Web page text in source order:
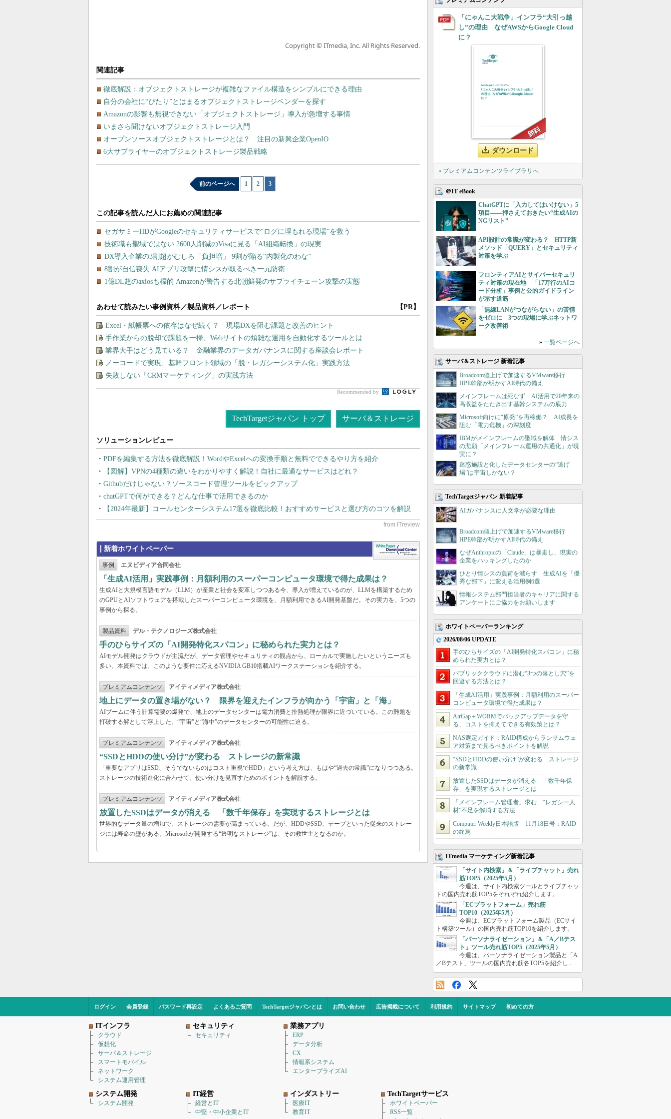
Copyright © ITmedia, Inc. All Rights Reserved.
関連記事
徹底解説：オブジェクトストレージが複雑なファイル構造をシンプルにできる理由
自分の会社に“ぴたり”とはまるオブジェクトストレージベンダーを探す
Amazonの影響も無視できない「オブジェクトストレージ」導入が急増する事情
いまさら聞けないオブジェクトストレージ入門
オープンソースオブジェクトストレージとは？ 注目の新興企業OpenIO
6大サプライヤーのオブジェクトストレージ製品戦略
前のページへ 1 2 3
あわせて読みたい事例資料／製品資料／レポート 【PR】
Excel・紙帳票への依存はなぜ続く？ 現場DXを阻む課題と改善のヒント
手作業からの脱却で課題を一掃、Webサイトの煩雑な運用を自動化するツールとは
業界大手はどう見ている？ 金融業界のデータガバナンスに関する座談会レポート
ノーコードで実現、基幹フロント領域の「脱・レガシーシステム化」実践方法
失敗しない「CRMマーケティング」の実践方法
Recommended by
TechTargetジャパン トップ サーバ＆ストレージ
PDFを編集する方法を徹底解説！WordやExcelへの変換手順と無料でできるやり方を紹介
【図解】VPNの4種類の違いをわかりやすく解説！自社に最適なサービスはどれ？
Githubだけじゃない？ソースコード管理ツールをピックアップ
chatGPTで何ができる？どんな仕事で活用できるのか
【2024年最新】コールセンターシステム17選を徹底比較！おすすめサービスと選び方のコツを解説
新着ホワイトペーパー
事例 エヌビディア合同会社
「生成AI活用」実践事例：月額利用のスーパーコンピュータ環境で得た成果は？
生成AIと大規模言語モデル（LLM）が産業と社会を変革しつつある今、導入が増えているのが、LLMを構築するため
のGPUとAIソフトウェアを搭載したスーパーコンピュータ環境を、月額利用できるAI開発基盤だ。その実力を、5つの
事例から探る。
製品資料 デル・テクノロジーズ株式会社
手のひらサイズの「AI開発特化スパコン」に秘められた実力とは？
AIモデル開発はクラウドが主流だが、データ管理やセキュリティの観点から、ローカルで実施したいというニーズも
多い。本資料では、このような要件に応えるNVIDIA GB10搭載AIワークステーションを紹介する。
プレミアムコンテンツ アイティメディア株式会社
地上にデータの置き場がない？ 限界を迎えたインフラが向かう「宇宙」と「海」
AIブームに伴う計算需要の爆発で、地上のデータセンターは電力消費と排熱処理が限界に近づいている。この難題を
打破する解として浮上した、“宇宙”と“海中”のデータセンターの可能性に迫る。
プレミアムコンテンツ アイティメディア株式会社
“SSDとHDDの使い分け”が変わる ストレージの新常識
「重要なアプリはSSD、そうでないものはコスト重視でHDD」という考え方は、もはや“過去の常識”になりつつある。
ストレージの技術進化に合わせて、使い分けを見直すためのポイントを解説する。
プレミアムコンテンツ アイティメディア株式会社
放置したSSDはデータが消える 「数千年保存」を実現するストレージとは
世界的なデータ量の増加で、ストレージの需要が高まっている。だが、HDDやSSD、テープといった従来のストレー
ジには寿命の壁がある。Microsoftが開発する“透明なストレージ”は、その救世主となるのか。
「にゃんこ大戦争」インフラ“大引っ越
し”の理由 なぜAWSからGoogle Cloud
に？
ダウンロード
» プレミアムコンテンツライブラリへ
＠IT eBook
ChatGPTに「入力してはいけない」5
項目――押さえておきたい“生成AIの
NGリスト”
API設計の常識が変わる？ HTTP新
メソッド「QUERY」とセキュリティ
対策を学ぶ
フロンティアAIとサイバーセキュリ
ティ対策の現在地 「17万行のAIコ
ード分析」事例と公的ガイドライン
が示す道筋
「無線LANがつながらない」の苦情
をゼロに 3つの現場に学ぶネットワ
ーク改善術
» 一覧ページへ
サーバ＆ストレージ 新着記事
Broadcom値上げで加速するVMware移行
HPE幹部が明かすAI時代の備え
メインフレームは死なず AI活用で20年来の
高収益をたたき出す基幹システムの底力
Microsoft向けに“原発”を再稼働？ AI成長を
阻む「電力危機」の深刻度
IBMがメインフレームの聖域を解体 情シス
の悲願「メインフレーム運用の共通化」が現
実に？
迷惑施設と化したデータセンターの“逃げ
場”は宇宙しかない？
TechTargetジャパン 新着記事
AIガバナンスに人文学が必要な理由
Broadcom値上げで加速するVMware移行
HPE幹部が明かすAI時代の備え
なぜAnthropicの「Claude」は暴走し、現実の
企業をハッキングしたのか
ひとり情シスの負荷を減らす 生成AIを「優
秀な部下」に変える活用例6選
情報システム部門担当者のキャリアに関する
アンケートにご協力をお願いします
ホワイトペーパーランキング
2026/08/06 UPDATE
手のひらサイズの「AI開発特化スパコン」に秘
められた実力とは？
パブリッククラウドに潜む“3つの落とし穴”を
回避する方法とは？
「生成AI活用」実践事例：月額利用のスーパー
コンピュータ環境で得た成果は？
AirGap＋WORMでバックアップデータを守
る、コストを抑えてできる有効策とは？
NAS選定ガイド：RAID構成からランサムウェ
ア対策まで見るべきポイントを解説
“SSDとHDDの使い分け”が変わる ストレージ
の新常識
放置したSSDはデータが消える 「数千年保
存」を実現するストレージとは
「メインフレーム管理者」求む “レガシー人
材”不足を解消する方法
Computer Weekly日本語版 11月18日号：RAID
の終焉
ITmedia マーケティング新着記事
「サイト内検索」＆「ライブチャット」売れ
筋TOP5（2025年5月）
今週は、サイト内検索ツールとライブチャッ
トの国内売れ筋TOP5をそれぞれ紹介します。
「ECプラットフォーム」売れ筋
TOP10（2025年5月）
今週は、ECプラットフォーム製品（ECサイ
ト構築ツール）の国内売れ筋TOP10を紹介します。
「パーソナライゼーション」＆「A／Bテス
ト」ツール売れ筋TOP5（2025年5月）
今週は、パーソナライゼーション製品と「A
／Bテスト」ツールの国内売れ筋各TOP5を紹介し...
ログイン 会員登録 パスワード再設定 よくあるご質問 TechTargetジャパンとは お問い合わせ 広告掲載について 利用規約 サイトマップ 初めての方
ITインフラ
クラウド
仮想化
サーバ＆ストレージ
スマートモバイル
ネットワーク
システム運用管理
セキュリティ
セキュリティ
業務アプリ
ERP
データ分析
CX
情報系システム
エンタープライズAI
システム開発
システム開発
IT経営
経営とIT
中堅・中小企業とIT
インダストリー
医療IT
教育IT
TechTargetサービス
ホワイトペーパー
RSS一覧